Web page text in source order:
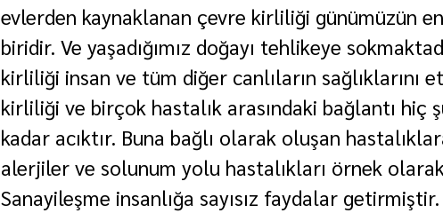
evlerden kaynaklanan çevre kirliliği günümüzün
biridir. Ve yaşadığımız doğayı tehlikeye
kirliliği insan ve tüm diğer canlıların sağlıklarını
kirliliği ve birçok hastalık arasındaki bağlantı hiç
kadar acıktır. Buna bağlı olarak oluşan
alerjiler ve solunum yolu hastalıkları örnek
Sanayileşme insanlığa sayısız faydalar